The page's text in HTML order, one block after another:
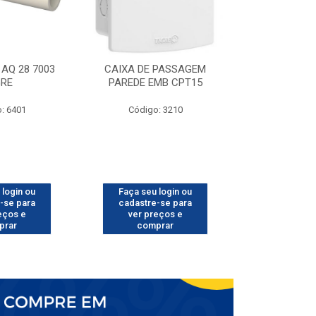
28 7003
6401
login ou
se para
e
CAIXA DE PASSAGEM
PAREDE EMB CPT15
Código: 3210
Faça seu login ou
cadastre-se para
ver preços e
comprar